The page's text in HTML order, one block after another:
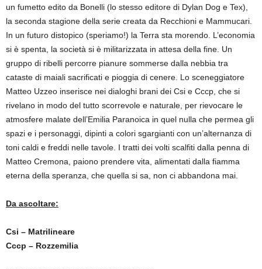
un fumetto edito da Bonelli (lo stesso editore di Dylan Dog e Tex),
la seconda stagione della serie creata da Recchioni e Mammucari.
In un futuro distopico (speriamo!) la Terra sta morendo. L’economia
si è spenta, la società si è militarizzata in attesa della fine. Un
gruppo di ribelli percorre pianure sommerse dalla nebbia tra
cataste di maiali sacrificati e pioggia di cenere. Lo sceneggiatore
Matteo Uzzeo inserisce nei dialoghi brani dei Csi e Cccp, che si
rivelano in modo del tutto scorrevole e naturale, per rievocare le
atmosfere malate dell’Emilia Paranoica in quel nulla che permea gli
spazi e i personaggi, dipinti a colori sgargianti con un’alternanza di
toni caldi e freddi nelle tavole. I tratti dei volti scalfiti dalla penna di
Matteo Cremona, paiono prendere vita, alimentati dalla fiamma
eterna della speranza, che quella si sa, non ci abbandona mai.
Da ascoltare:
Csi – Matrilineare
Cccp – Rozzemilia